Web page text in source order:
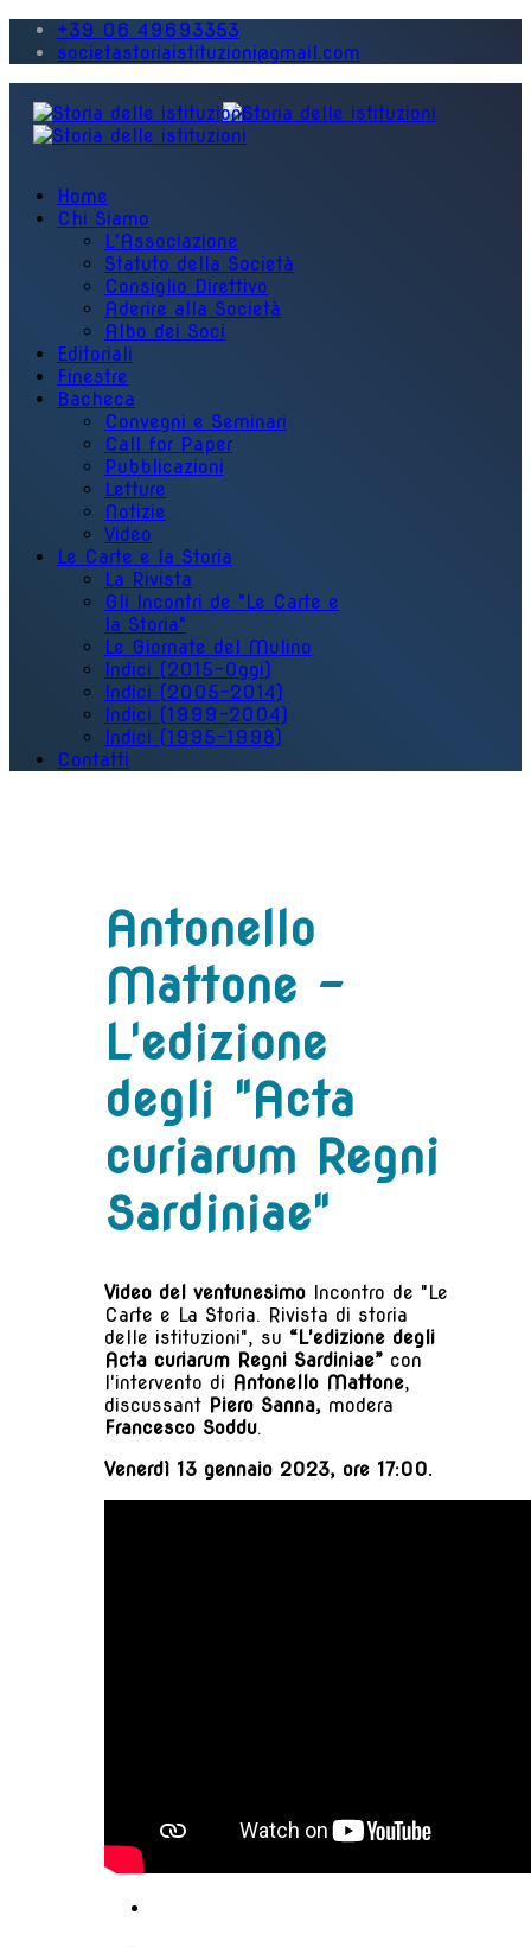
+39 06 49693353
societastoriaistituzioni@gmail.com
Home
Chi Siamo
L'Associazione
Statuto della Società
Consiglio Direttivo
Aderire alla Società
Albo dei Soci
Editoriali
Finestre
Bacheca
Convegni e Seminari
Call for Paper
Pubblicazioni
Letture
Notizie
Video
Le Carte e la Storia
La Rivista
Gli Incontri de "Le Carte e
la Storia"
Le Giornate del Mulino
Indici (2015-Oggi)
Indici (2005-2014)
Indici (1999-2004)
Indici (1995-1998)
Contatti
Antonello
Mattone -
L'edizione
degli "Acta
curiarum Regni
Sardiniae"
Video del ventunesimo Incontro de "Le
Carte e La Storia. Rivista di storia
delle istituzioni", su “L'edizione degli
Acta curiarum Regni Sardiniae” con
l'intervento di Antonello Mattone,
discussant Piero Sanna, modera
Francesco Soddu.
Venerdì 13 gennaio 2023, ore 17:00.